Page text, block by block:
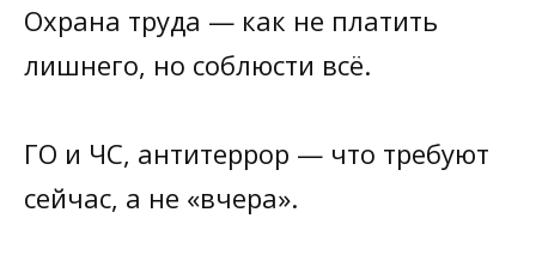
Охрана труда — как не платить
лишнего, но соблюсти всё.
ГО и ЧС, антитеррор — что требуют
сейчас, а не «вчера».